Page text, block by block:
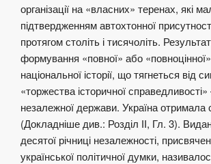
організації на «власних» теренах, які
підтвердженням автохтонної
протягом століть і тисячоліть.
формування «повної» або
національної історії, що тягнеться від
«торжества історичної
незалежної держави. Україна отримала
(Докладніше див.: Розділ ІІ, Гл. 3).
десятої річниці незалежності,
української політичної думки,